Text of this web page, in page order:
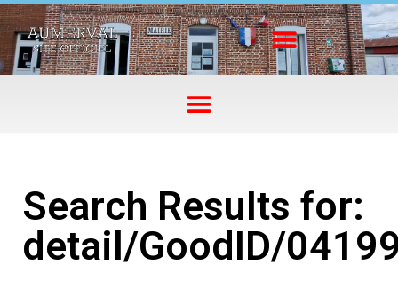
Search Results for:
detail/GoodID/